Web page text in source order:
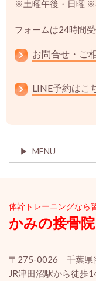
※土曜午後・日曜 ※
フォームは24時間
お問合せ・ご
LINE予約はこ
MENU
体幹ト レーニングなら
かみの接骨院
〒275-0026 千葉県
JR津田沼駅から徒歩